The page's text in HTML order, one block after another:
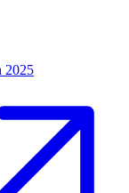
2025